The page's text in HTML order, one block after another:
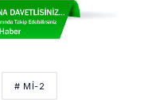
# MI-2